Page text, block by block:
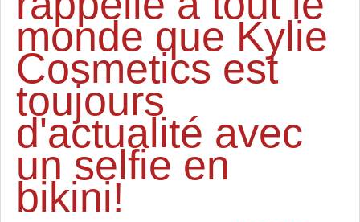
monde que Kylie
Cosmetics est
toujours
d'actualité avec
un selfie en
bikini!